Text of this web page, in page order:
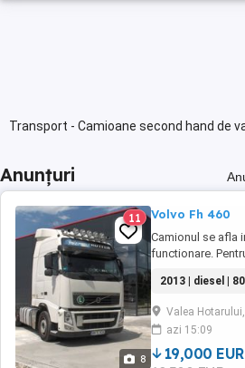
Transport - Camioane second hand de
Anunțuri
8
11 Volvo Fh 460
Camionul se afla
functionare.
FABRICATIE
AUTORIZATA
2013 | diesel |
Valea
azi 15:09
19,000 EUR